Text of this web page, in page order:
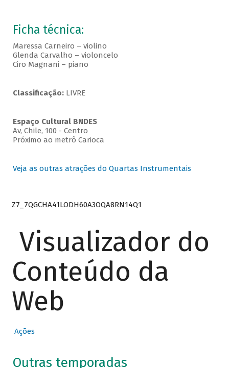
Ficha técnica:
Maressa Carneiro – violino
Glenda Carvalho – violoncelo
Ciro Magnani – piano
Classificação:LIVRE
Espaço Cultural BNDES
Av, Chile, 100 - Centro
Próximo ao metrô Carioca
Veja as outras atrações do Quartas Instrumentais
Z7_7QGCHA41LODH60A3OQA8RN14Q1
Visualizador do
Conteúdo da
Web
Ações
Outras temporadas